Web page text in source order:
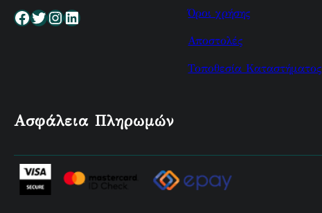
Facebook Twitter InstagramLinkedin Όροι χρήσης
Αποστολές
Τοποθεσία Καταστήματος
Ασφάλεια Πληρωμών